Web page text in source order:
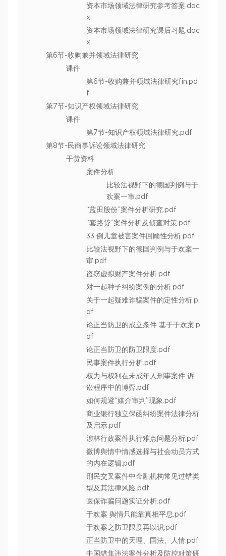
资本市场领域法律研究参考答案.doc
x
资本市场领域法律研究课后习题.doc
x
第6节-收购兼并领域法律研究
课件
第6节-收购兼并领域法律研究fin.pd
f
第7节-知识产权领域法律研究
课件
第7节-知识产权领域法律研究.pdf
第8节-民商事诉讼领域法律研究
干货资料
案件分析
比较法视野下的德国判例与于
欢案一审.pdf
“蓝田股份”案件分析研究.pdf
“套路贷”案件分析及侦查对策.pdf
33 例儿童被害案件回顾性分析.pdf
比较法视野下的德国判例与于欢案一
审.pdf
盗窃虚拟财产案件分析.pdf
对一起种子纠纷案例的分析.pdf
关于一起疑难诈骗案件的定性分析.p
df
论正当防卫的成立条件 基于于欢案.p
df
论正当防卫的防卫限度.pdf
民事案件执行分析.pdf
权力与权利在未成年人刑事案件 诉
讼程序中的博弈.pdf
如何规避“媒介审判”现象.pdf
商业银行独立保函纠纷案件法律分析
及启示.pdf
涉林行政案件执行难点问题分析.pdf
微博舆情中情感选择与社会动员方式
的内在逻辑.pdf
刑民交叉案件中金融机构常见过错类
型及其法律风险.pdf
医保诈骗问题实证分析.pdf
于欢案 舆情只能靠真相平息.pdf
于欢案之防卫限度再以识.pdf
正当防卫中的天理、国法、人情.pdf
中国猎隼违法案件分析及防控对策研